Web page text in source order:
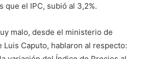
que el IPC, subió al 3,2%.
malo, desde el ministerio de
Luis Caputo, hablaron al respecto: